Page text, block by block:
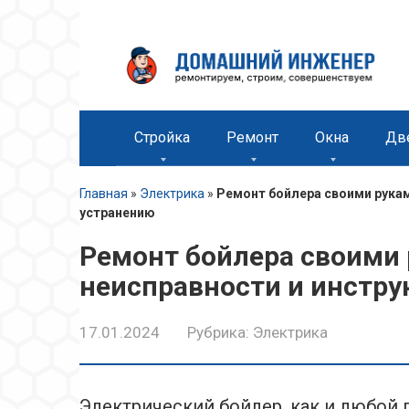
Стройка Ремонт Окна
Главная » Электрика » Ремонт бойлера своими
устранению
Ремонт бойлера
неисправности и
17.01.2024 Рубрика: Электрика